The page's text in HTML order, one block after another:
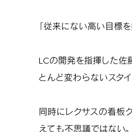
「従来にない高い目標
LCの開発を指揮した佐
とんど変わらないスタ
同時にレクサスの看板
えても不思議ではない。